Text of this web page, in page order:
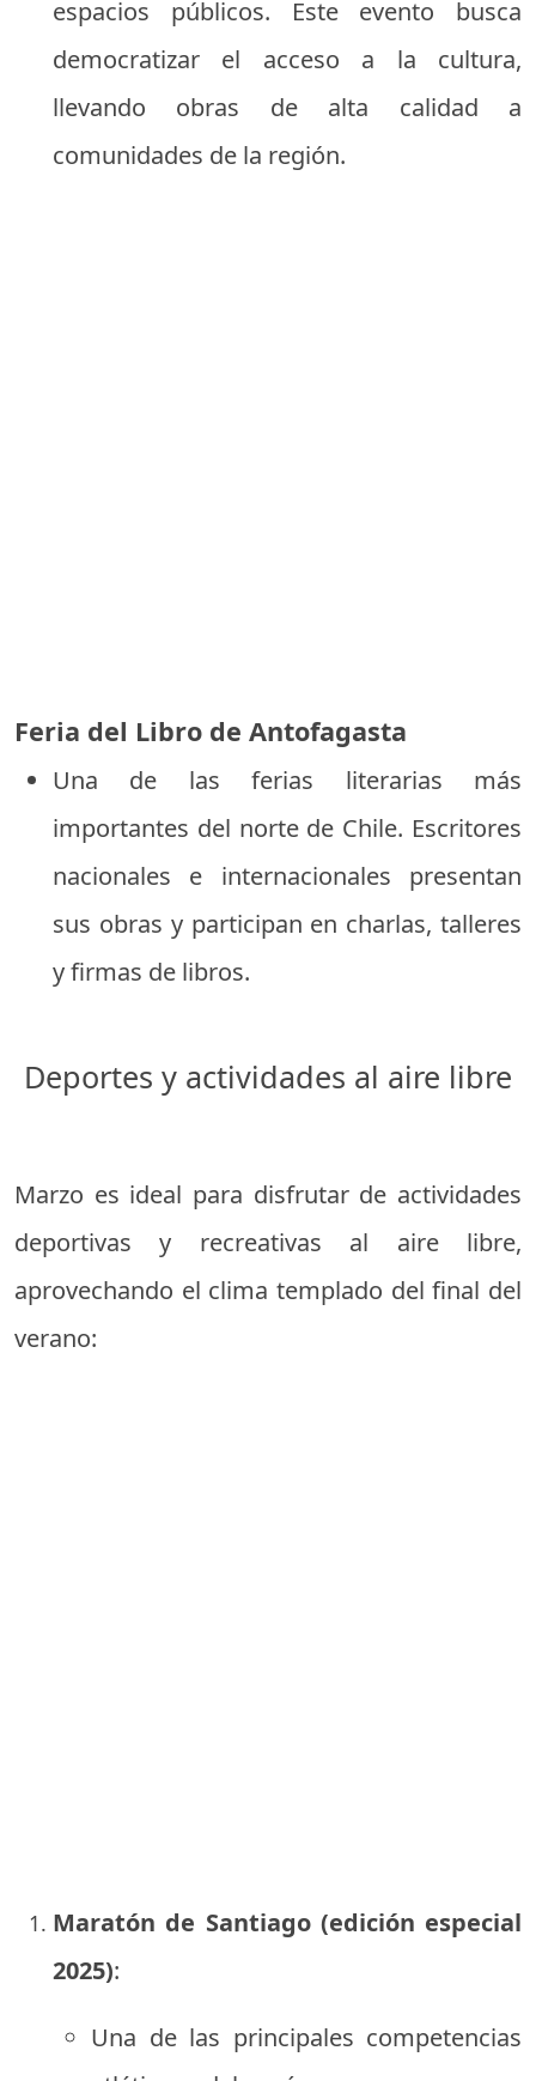
espacios públicos. Este evento busca
democratizar el acceso a la cultura,
llevando obras de alta calidad a
comunidades de la región.
Feria del Libro de Antofagasta
Una de las ferias literarias más
importantes del norte de Chile. Escritores
nacionales e internacionales presentan
sus obras y participan en charlas, talleres
y firmas de libros.
Deportes y actividades al aire libre
Marzo es ideal para disfrutar de actividades
deportivas y recreativas al aire libre,
aprovechando el clima templado del final del
verano:
Maratón de Santiago (edición especial
2025):
Una de las principales competencias